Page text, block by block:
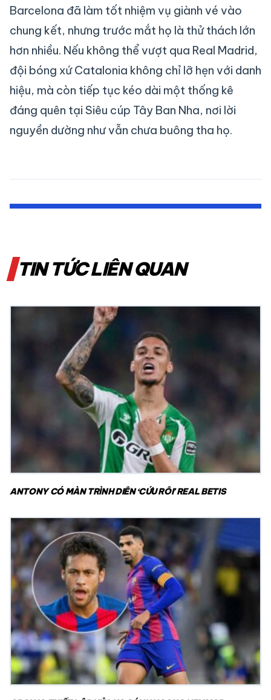
Barcelona đã làm tốt nhiệm vụ giành vé vào
chung kết, nhưng trước mắt họ là thử thách lớn
hơn nhiều. Nếu không thể vượt qua Real Madrid,
đội bóng xứ Catalonia không chỉ lỡ hẹn với danh
hiệu, mà còn tiếp tục kéo dài một thống kê
đáng quên tại Siêu cúp Tây Ban Nha, nơi lời
nguyền dường như vẫn chưa buông tha họ.
TIN TỨC LIÊN QUAN
ANTONY CÓ MÀN TRÌNH DIỄN ‘CỨU RỖI’ REAL BETIS